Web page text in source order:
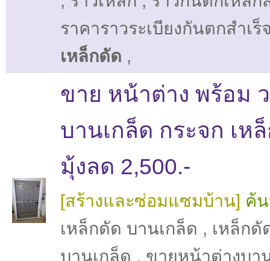
ราคาราวระเบียงกันตกสําเร็
เหล็กดัด ,
ขาย หน้าต่าง พร้อม
บานเกล็ด กระจก เห
มุ้งลด 2,500.-
[สร้างและซ่อมแซมบ้าน] ค้
เหล็กดัด บานเกล็ด , เหล็กดั
บานเกล็ด , ขายหน้าต่างบา